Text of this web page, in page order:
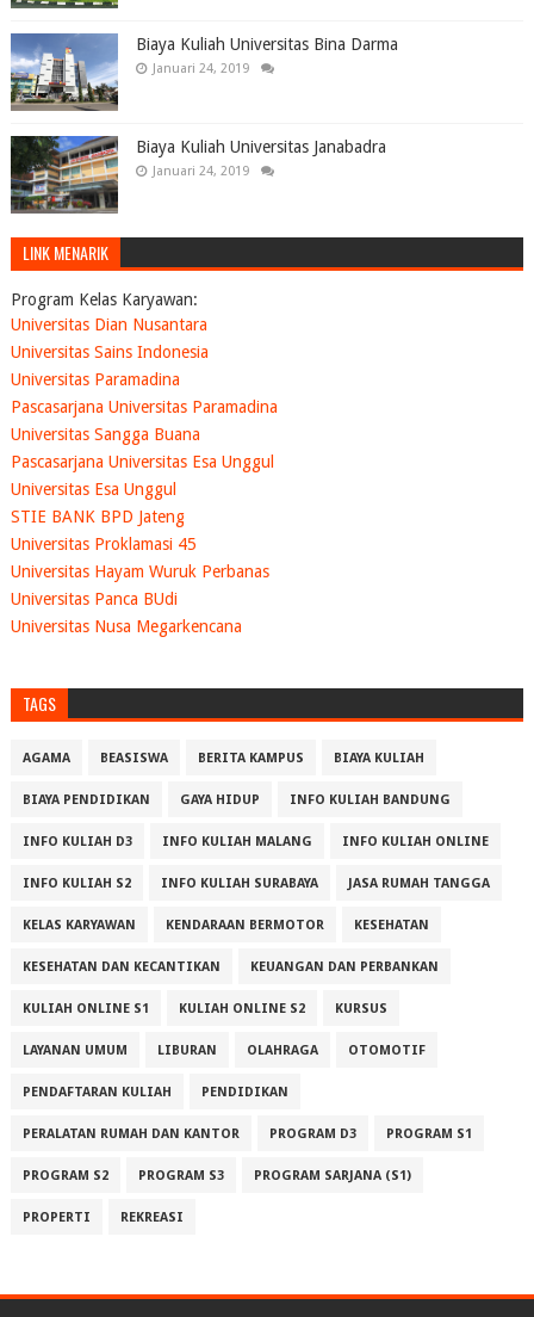
Biaya Kuliah Universitas Bina Darma
Januari 24, 2019
Biaya Kuliah Universitas Janabadra
Januari 24, 2019
LINK MENARIK
Program Kelas Karyawan:
Universitas Dian Nusantara
Universitas Sains Indonesia
Universitas Paramadina
Pascasarjana Universitas Paramadina
Universitas Sangga Buana
Pascasarjana Universitas Esa Unggul
Universitas Esa Unggul
STIE BANK BPD Jateng
Universitas Proklamasi 45
Universitas Hayam Wuruk Perbanas
Universitas Panca BUdi
Universitas Nusa Megarkencana
TAGS
AGAMA BEASISWA BERITA KAMPUS BIAYA KULIAH
BIAYA PENDIDIKAN GAYA HIDUP INFO KULIAH BANDUNG
INFO KULIAH D3 INFO KULIAH MALANG INFO KULIAH ONLINE
INFO KULIAH S2 INFO KULIAH SURABAYA JASA RUMAH TANGGA
KELAS KARYAWAN KENDARAAN BERMOTOR KESEHATAN
KESEHATAN DAN KECANTIKAN KEUANGAN DAN PERBANKAN
KULIAH ONLINE S1 KULIAH ONLINE S2 KURSUS
LAYANAN UMUM LIBURAN OLAHRAGA OTOMOTIF
PENDAFTARAN KULIAH PENDIDIKAN
PERALATAN RUMAH DAN KANTOR PROGRAM D3 PROGRAM S1
PROGRAM S2 PROGRAM S3 PROGRAM SARJANA (S1)
PROPERTI REKREASI